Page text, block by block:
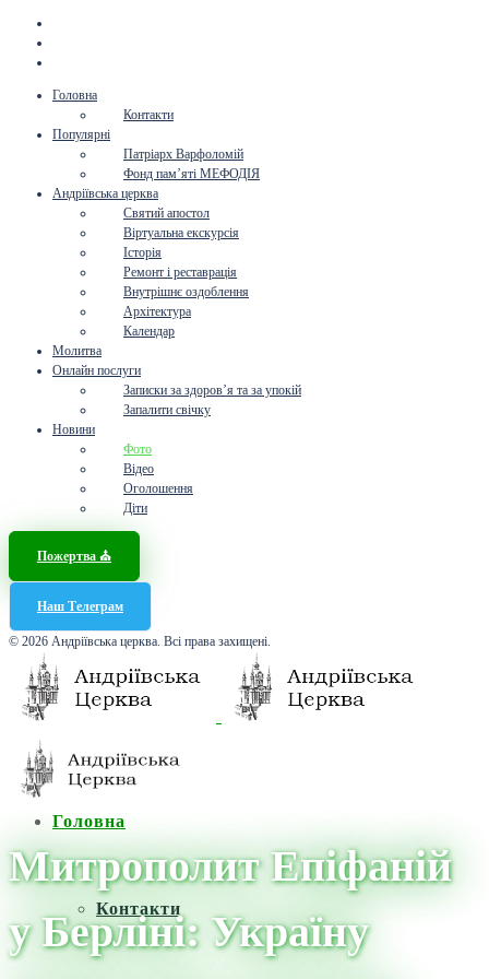
Головна
Контакти
Популярні
Патріарх Варфоломій
Фонд пам’яті МЕФОДІЯ
Андріївська церква
Святий апостол
Віртуальна екскурсія
Історія
Ремонт і реставрація
Внутрішнє оздоблення
Архітектура
Календар
Молитва
Онлайн послуги
Записки за здоров’я та за упокій
Запалити свічку
Новини
Фото
Відео
Оголошення
Діти
Пожертва ⛪️
Наш Телеграм
© 2026 Андріївська церква. Всі права захищені.
Головна
Контакти
Митрополит Епіфаній
у Берліні: Україну